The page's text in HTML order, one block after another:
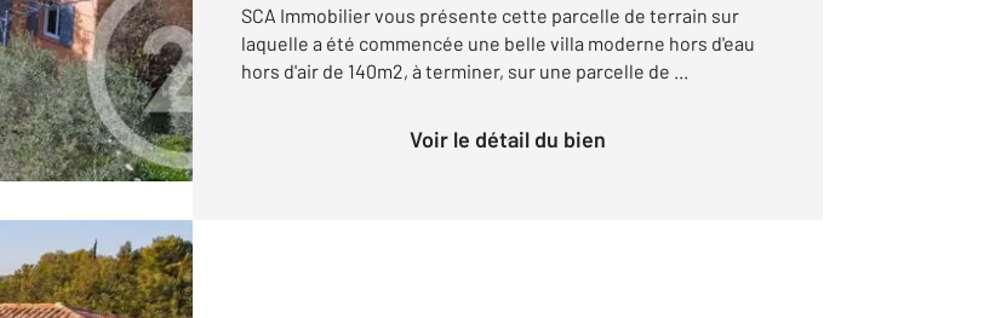
SCA Immobilier vous présente cette parcelle de terrain sur
laquelle a été commencée une belle villa moderne hors d'eau
hors d'air de 140m2, à terminer, sur une parcelle de ...
Voir le détail du bien